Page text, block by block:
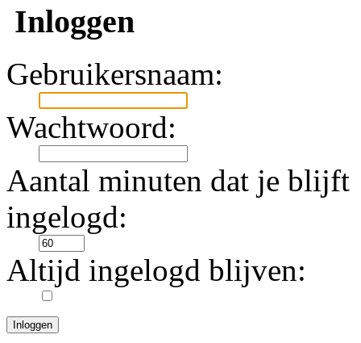
Inloggen
Gebruikersnaam:
Wachtwoord:
Aantal minuten dat je blijft
ingelogd:
Altijd ingelogd blijven: